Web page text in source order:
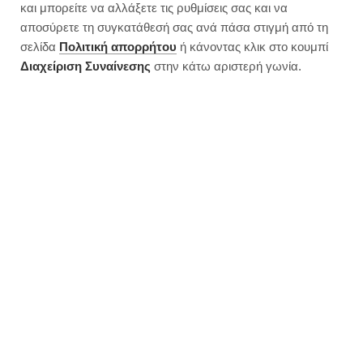
και μπορείτε να αλλάξετε τις ρυθμίσεις σας και να
αποσύρετε τη συγκατάθεσή σας ανά πάσα στιγμή από τη
σελίδα Πολιτική απορρήτου ή κάνοντας κλικ στο κουμπί
Διαχείριση Συναίνεσης στην κάτω αριστερή γωνία.